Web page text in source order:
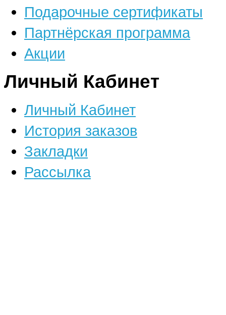
Подарочные сертификаты
Партнёрская программа
Акции
Личный Кабинет
Личный Кабинет
История заказов
Закладки
Рассылка